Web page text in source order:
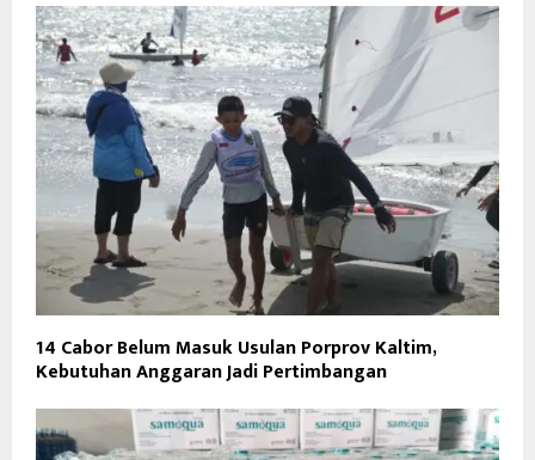
14 Cabor Belum Masuk Usulan Porprov Kaltim,
Kebutuhan Anggaran Jadi Pertimbangan